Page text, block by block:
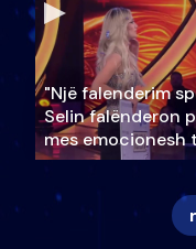
"Një falenderim
Selin falënderon
mes emocionesh